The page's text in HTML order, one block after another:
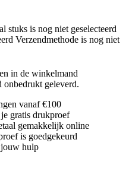
stuks is nog niet geselecteerd
Verzendmethode is nog niet
in de winkelmand
onbedrukt geleverd.
vanaf €100
gratis drukproef
gemakkelijk online
is goedgekeurd
hulp